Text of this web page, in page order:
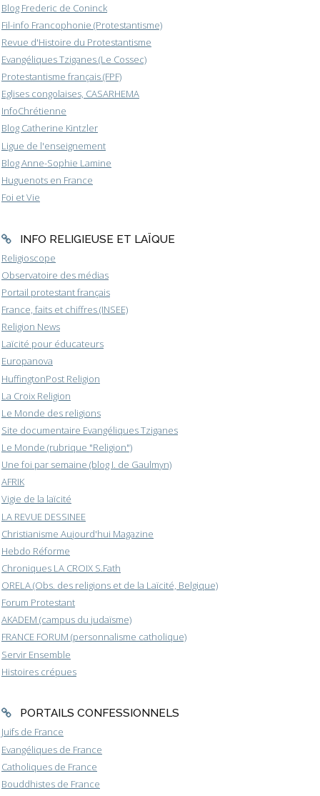
Blog Frederic de Coninck
Fil-info Francophonie (Protestantisme)
Revue d'Histoire du Protestantisme
Evangéliques Tziganes (Le Cossec)
Protestantisme français (FPF)
Eglises congolaises, CASARHEMA
InfoChrétienne
Blog Catherine Kintzler
Ligue de l'enseignement
Blog Anne-Sophie Lamine
Huguenots en France
Foi et Vie
INFO RELIGIEUSE ET LAÏQUE
Religioscope
Observatoire des médias
Portail protestant français
France, faits et chiffres (INSEE)
Religion News
Laïcité pour éducateurs
Europanova
HuffingtonPost Religion
La Croix Religion
Le Monde des religions
Site documentaire Evangéliques Tziganes
Le Monde (rubrique "Religion")
Une foi par semaine (blog I. de Gaulmyn)
AFRIK
Vigie de la laïcité
LA REVUE DESSINEE
Christianisme Aujourd'hui Magazine
Hebdo Réforme
Chroniques LA CROIX S.Fath
ORELA (Obs. des religions et de la Laïcité, Belgique)
Forum Protestant
AKADEM (campus du judaïsme)
FRANCE FORUM (personnalisme catholique)
Servir Ensemble
Histoires crépues
PORTAILS CONFESSIONNELS
Juifs de France
Evangéliques de France
Catholiques de France
Bouddhistes de France